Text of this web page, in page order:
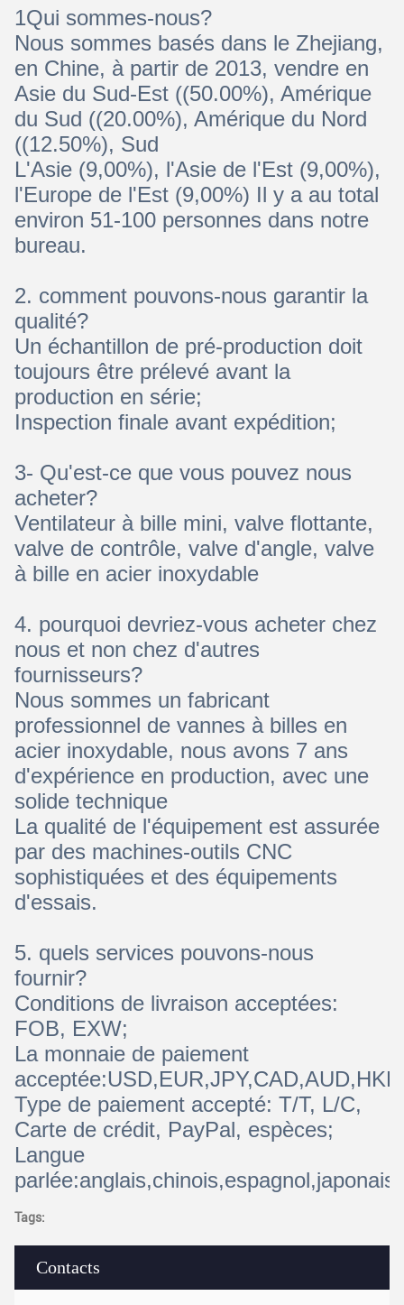
Contacts
1Qui sommes-nous?
Nous sommes basés dans le Zhejiang,
en Chine, à partir de 2013, vendre en
Asie du Sud-Est ((50.00%), Amérique
du Sud ((20.00%), Amérique du Nord
((12.50%), Sud
L'Asie (9,00%), l'Asie de l'Est (9,00%),
l'Europe de l'Est (9,00%) Il y a au total
environ 51-100 personnes dans notre
bureau.
2. comment pouvons-nous garantir la
qualité?
Un échantillon de pré-production doit
toujours être prélevé avant la
production en série;
Inspection finale avant expédition;
3- Qu'est-ce que vous pouvez nous
acheter?
Ventilateur à bille mini, valve flottante,
valve de contrôle, valve d'angle, valve
à bille en acier inoxydable
4. pourquoi devriez-vous acheter chez
nous et non chez d'autres
fournisseurs?
Nous sommes un fabricant
professionnel de vannes à billes en
acier inoxydable, nous avons 7 ans
d'expérience en production, avec une
solide technique
La qualité de l'équipement est assurée
par des machines-outils CNC
sophistiquées et des équipements
d'essais.
5. quels services pouvons-nous
fournir?
Conditions de livraison acceptées:
FOB, EXW;
La monnaie de paiement
Type de paiement accepté: T/T, L/C,
Carte de crédit, PayPal, espèces;
Langue
Tags: